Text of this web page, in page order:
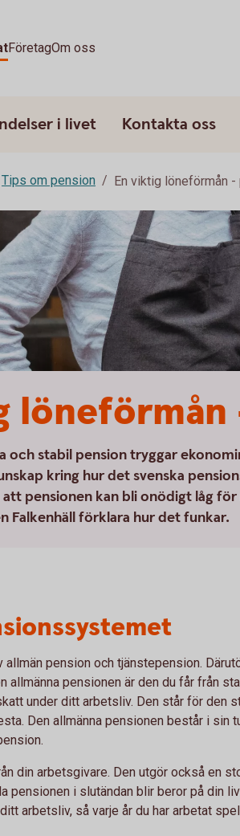
FöretagOm oss
i livet Kontakta oss
Tips om pension En viktig löneförmån
och stabil pension tryggar
kring hur det svenska
pensionen kan bli onödigt låg
Falkenhäll förklara hur det funkar.
pension och tjänstepension.
allmänna pensionen är den du får från
under ditt arbetsliv. Den står för den
Den allmänna pensionen består i sin
din arbetsgivare. Den utgör också en
pensionen i slutändan blir beror på din
arbetsliv, så varje år du har arbetat